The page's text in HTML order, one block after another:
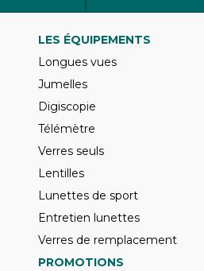
LES ÉQUIPEMENTS
Longues vues
Jumelles
Digiscopie
Télémètre
Verres seuls
Lentilles
Lunettes de sport
Entretien lunettes
Verres de remplacement
PROMOTIONS